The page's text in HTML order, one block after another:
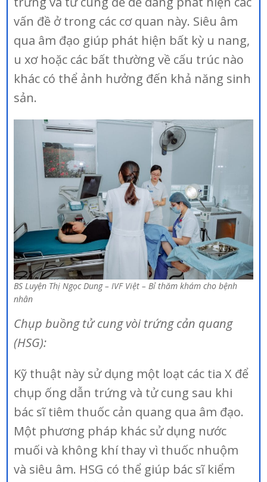
vấn đề ở trong các cơ quan này. Siêu âm
qua âm đạo giúp phát hiện bất kỳ u nang,
u xơ hoặc các bất thường về cấu trúc nào
khác có thể ảnh hưởng đến khả năng sinh
sản.
BS Luyện Thị Ngọc Dung – IVF Việt – Bỉ thăm khám cho bệnh
nhân
Chụp buồng tử cung vòi trứng cản quang
(HSG):
Kỹ thuật này sử dụng một loạt các tia X để
chụp ống dẫn trứng và tử cung sau khi
bác sĩ tiêm thuốc cản quang qua âm đạo.
Một phương pháp khác sử dụng nước
muối và không khí thay vì thuốc nhuộm
và siêu âm. HSG có thể giúp bác sĩ kiểm